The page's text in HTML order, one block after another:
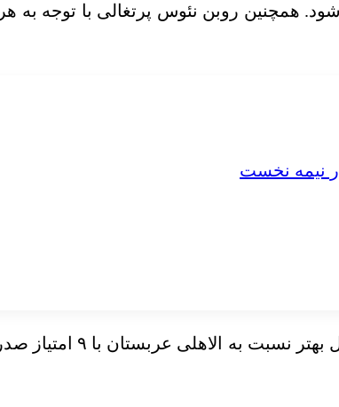
شود. همچنین روبن نئوس پرتغالی با توجه